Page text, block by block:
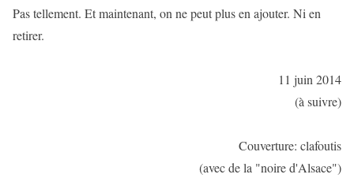
Pas tellement. Et maintenant, on ne peut plus en ajouter. Ni en
retirer.
11 juin 2014
(à suivre)
Couverture: clafoutis
(avec de la "noire d'Alsace")